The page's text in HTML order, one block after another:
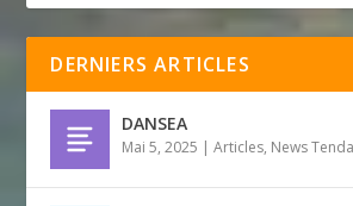
DERNIERS ARTICLES
DANSEA
Mai 5, 2025 |Articles, News